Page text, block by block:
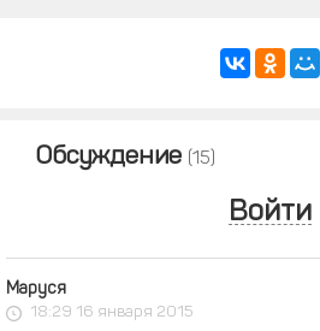
Обсуждение (15)
Войти
Маруся
18:29 16 января 2015